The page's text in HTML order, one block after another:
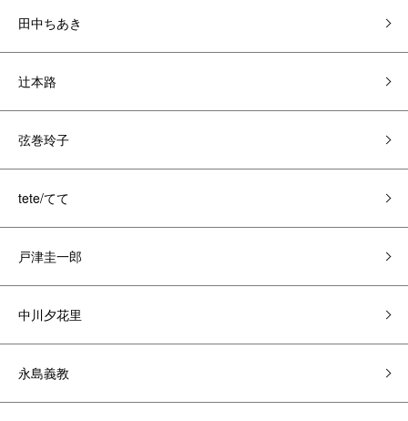
田中ちあき
辻本路
弦巻玲子
tete/てて
戸津圭一郎
中川夕花里
永島義教